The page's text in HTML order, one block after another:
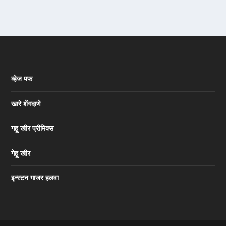
व्हेज पफ
खारे शेंगदाणे
गहू खीर प्रीमिक्स
गेहू खीर
इन्स्टन गाजर हलवा